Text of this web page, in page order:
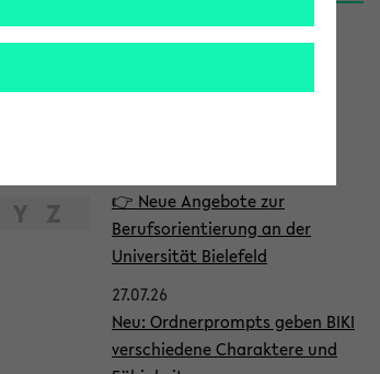
Y Z
S
i
News
👉 Neue Angebote zur
Berufsorientierung an der
Universität Bielefeld
27.07.26
Neu: Ordnerprompts geben BIKI
verschiedene Charaktere und